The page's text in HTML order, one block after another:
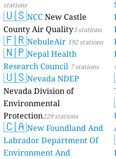
stations
🇺🇸NCCNew Castle
County Air Quality5 stations
🇫🇷NebuleAir 192 stations
🇳🇵Nepal Health
Research Council 7 stations
🇺🇸Nevada NDEP
Nevada Division of
Environmental
Protection229 stations
🇨🇦New Foundland And
Labrador Department Of
Environment And